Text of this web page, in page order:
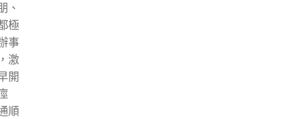
、
極
事
激
開
順